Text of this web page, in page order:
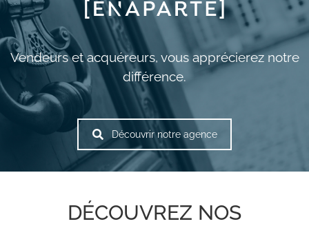
Vendeurs et acquéreurs, vous apprécierez notre
différence.
Découvrir notre agence
DÉCOUVREZ NOS